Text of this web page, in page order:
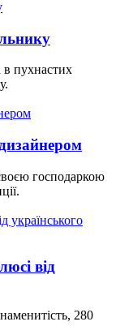
в пухнастих
господаркою
від
280